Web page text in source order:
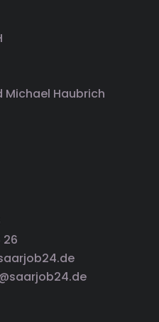
Michael Haubrich
26